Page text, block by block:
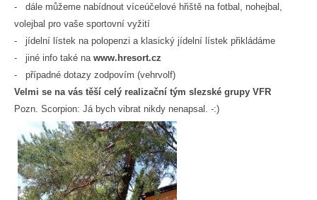
- dále můžeme nabídnout víceúčelové hřiště na fotbal, nohejbal,
volejbal pro vaše sportovní vyžití
- jídelní lístek na polopenzi a klasický jídelní lístek přikládáme
- jiné info také na www.hresort.cz
- případné dotazy zodpovím (vehrvolf)
Velmi se na vás těší celý realizační tým slezské grupy VFR
Pozn. Scorpion: Já bych vibrat nikdy nenapsal. -:)